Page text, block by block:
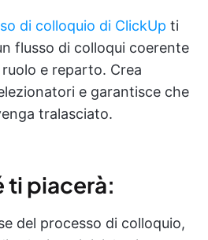
di colloquio di ClickUp ti
flusso di colloqui coerente
e reparto. Crea
e garantisce che
tralasciato.
ti piacerà:
del processo di colloquio,